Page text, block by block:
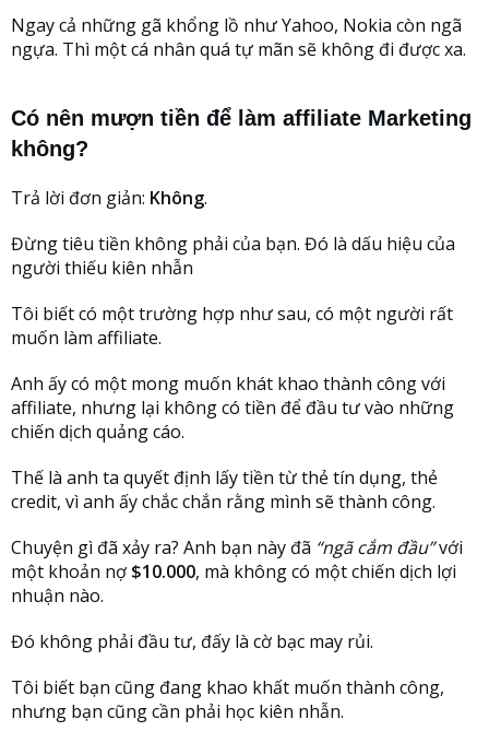
Ngay cả những gã khổng lồ như Yahoo, Nokia còn ngã
ngựa. Thì một cá nhân quá tự mãn sẽ không đi được xa.
Có nên mượn tiền để làm affiliate Marketing
không?
Trả lời đơn giản: Không.
Đừng tiêu tiền không phải của bạn. Đó là dấu hiệu của
người thiếu kiên nhẫn
Tôi biết có một trường hợp như sau, có một người rất
muốn làm affiliate.
Anh ấy có một mong muốn khát khao thành công với
affiliate, nhưng lại không có tiền để đầu tư vào những
chiến dịch quảng cáo.
Thế là anh ta quyết định lấy tiền từ thẻ tín dụng, thẻ
credit, vì anh ấy chắc chắn rằng mình sẽ thành công.
Chuyện gì đã xảy ra? Anh bạn này đã “ngã cắm đầu”với
một khoản nợ $10.000, mà không có một chiến dịch lợi
nhuận nào.
Đó không phải đầu tư, đấy là cờ bạc may rủi.
Tôi biết bạn cũng đang khao khất muốn thành công,
nhưng bạn cũng cần phải học kiên nhẫn.